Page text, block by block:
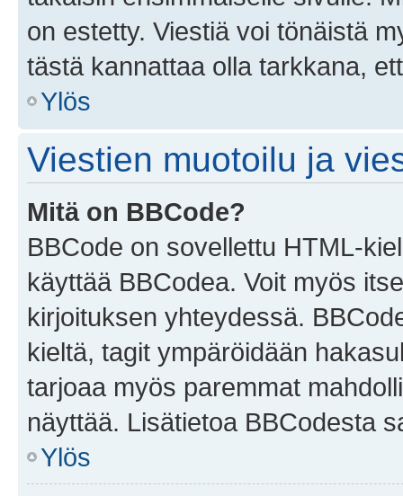
on estetty. Viestiä voi tönäistä
tästä kannattaa olla tarkkana,
Ylös
Viestien muotoilu ja
Mitä on BBCode?
BBCode on sovellettu HTML-
käyttää BBCodea. Voit myös
kirjoituksen yhteydessä.
kieltä, tagit ympäröidään
tarjoaa myös paremmat
näyttää. Lisätietoa BBCodesta
Ylös